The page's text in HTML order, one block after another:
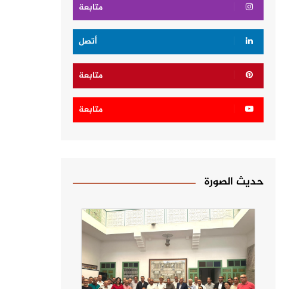
متابعة
أتصل
متابعة
متابعة
حديث الصورة